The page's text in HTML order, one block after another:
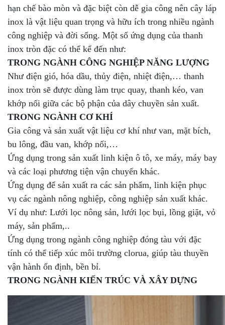
hạn chế bào mòn và đặc biệt còn dễ gia công nên cây láp
inox là vật liệu quan trọng và hữu ích trong nhiều ngành
công nghiệp và đời sống. Một số ứng dụng của thanh
inox tròn đặc có thể kể đến như:
TRONG NGÀNH CÔNG NGHIỆP NĂNG LƯỢNG
Như điện gió, hóa dầu, thủy điện, nhiệt điện,… thanh
inox tròn sẽ được dùng làm trục quay, thanh kéo, van
khớp nối giữa các bộ phận của dây chuyền sản xuất.
TRONG NGÀNH CƠ KHÍ
Gia công và sản xuất vật liệu cơ khí như van, mặt bích,
bu lông, đầu van, khớp nối,…
Ứng dụng trong sản xuất linh kiện ô tô, xe máy, máy bay
và các loại phương tiện vận chuyển khác.
Ứng dụng để sản xuất ra các sản phẩm, linh kiện phục
vụ các ngành nông nghiệp, công nghiệp sản xuất khác.
Ví dụ như: Lưới lọc nông sản, lưới lọc bụi, lồng giặt, vỏ
máy, sản phẩm,..
Ứng dụng trong ngành công nghiệp đóng tàu với đặc
tính có thể tiếp xúc môi trường clorua, giúp tàu thuyền
vận hành ổn định, bền bỉ.
TRONG NGÀNH KIẾN TRÚC VÀ XÂY DỰNG